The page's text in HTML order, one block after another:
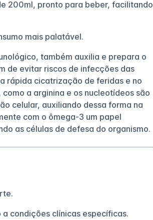
200ml, pronto para beber, facilitando
mais palatável.
também auxilia e prepara o
de evitar riscos de infecções das
rápida cicatrização de feridas e no
a arginina e os nucleotídeos são
celular, auxiliando dessa forma na
com o ômega-3 um papel
as células de defesa do organismo.
condições clínicas específicas.